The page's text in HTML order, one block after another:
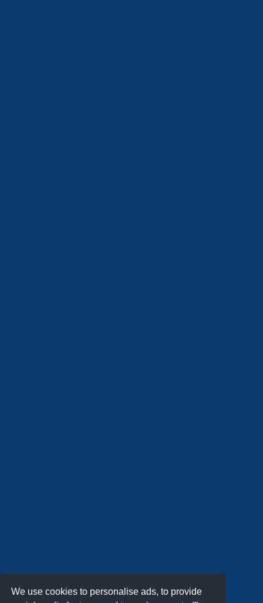
We use cookies to personalise ads, to provide